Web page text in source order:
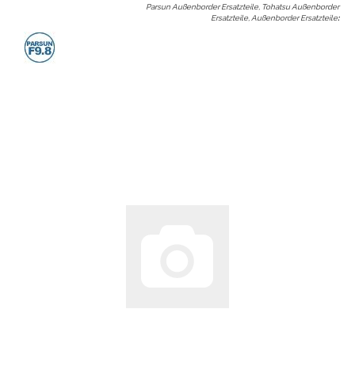
Parsun Außenborder Ersatzteile, Tohatsu Außenborder
Ersatzteile, Außenborder Ersatzteile: